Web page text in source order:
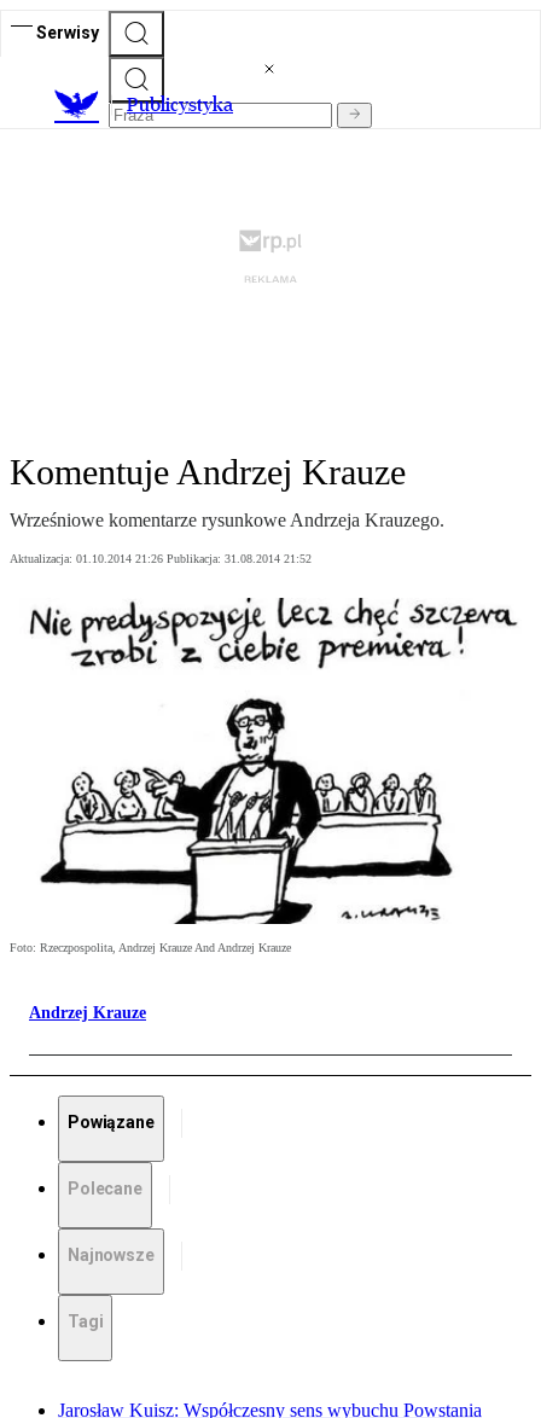
Serwisy
Publicystyka
Komentuje Andrzej Krauze
Wrześniowe komentarze rysunkowe Andrzeja Krauzego.
Aktualizacja: 01.10.2014 21:26 Publikacja: 31.08.2014 21:52
Foto: Rzeczpospolita, Andrzej Krauze And Andrzej Krauze
Andrzej Krauze
Powiązane
Polecane
Najnowsze
Tagi
Jarosław Kuisz: Współczesny sens wybuchu Powstania